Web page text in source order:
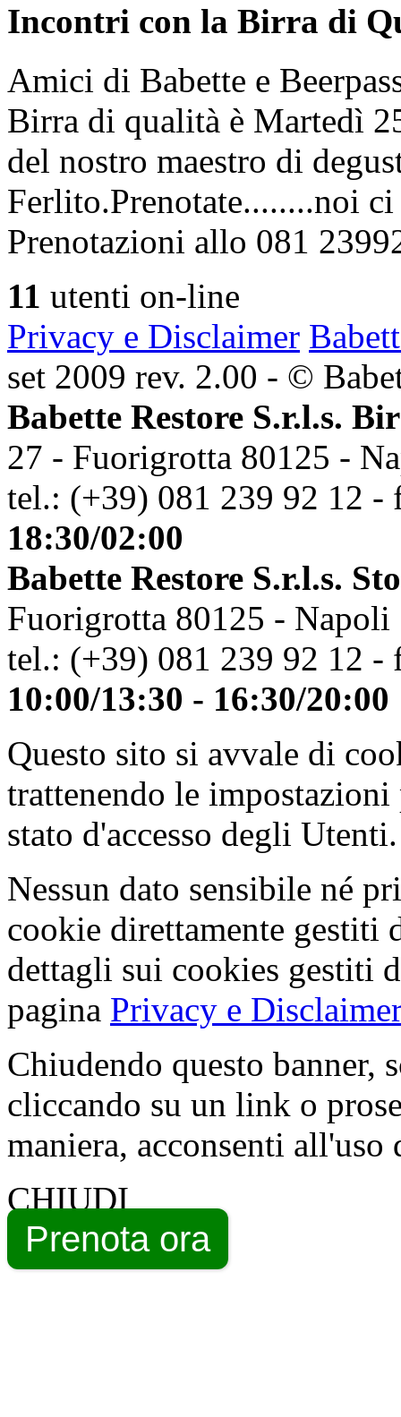
Incontri con la Birra di
Amici di Babette e
Birra di qualità è Martedì
del nostro maestro di
Ferlito.Prenotate........noi
Prenotazioni allo 081
11 utenti on-line
Privacy e Disclaimer
set 2009 rev. 2.00 - ©
Babette Restore S.r.l.s.
27 - Fuorigrotta 80125 -
tel.: (+39) 081 239 92 12 -
18:30/02:00
Babette Restore S.r.l.s.
Fuorigrotta 80125 - Napoli
tel.: (+39) 081 239 92 12 -
10:00/13:30 - 16:30/20:00
Questo sito si avvale di
trattenendo le
stato d'accesso degli Utenti.
Nessun dato sensibile né
cookie direttamente gestiti
dettagli sui cookies gestiti
pagina Privacy e Disclaimer
Chiudendo questo banner,
cliccando su un link o
maniera, acconsenti all'uso
CHIUDI
Prenota ora